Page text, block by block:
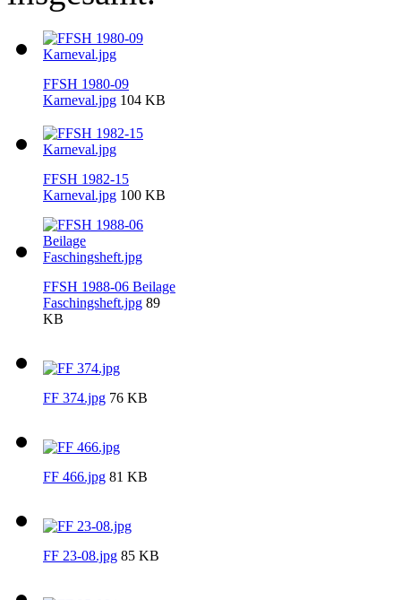
FFSH 1980-09
Karneval.jpg 104 KB
FFSH 1982-15
Karneval.jpg 100 KB
FFSH 1988-06 Beilage
Faschingsheft.jpg 89
KB
FF 374.jpg 76 KB
FF 466.jpg 81 KB
FF 23-08.jpg 85 KB